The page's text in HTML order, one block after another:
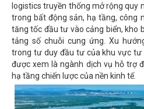
logistics truyền thống mở rộng quy
trong bất động sản, hạ tầng, công
tăng tốc đầu tư vào cảng biển, kho
tảng số chuỗi cung ứng. Xu
trong tư duy đầu tư của khu vực tư
được xem là ngành dịch vụ hỗ trợ
hạ tầng chiến lược của nền kinh tế.